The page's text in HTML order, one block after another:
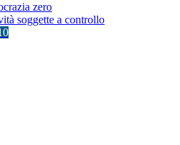
zero
soggette a controllo